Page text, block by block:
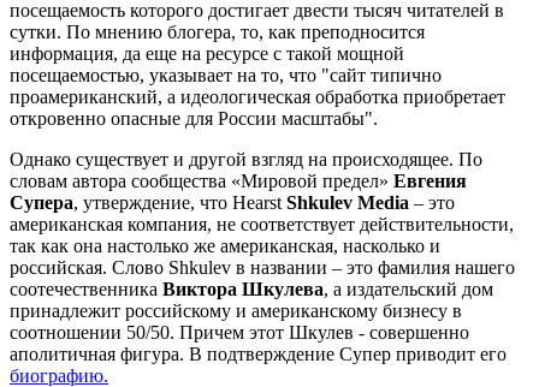
посещаемость которого достигает двести тысяч читателей в
сутки. По мнению блогера, то, как преподносится
информация, да еще на ресурсе с такой мощной
посещаемостью, указывает на то, что "сайт типично
проамериканский, а идеологическая обработка приобретает
откровенно опасные для России масштабы".
Однако существует и другой взгляд на происходящее. По
словам автора сообщества «Мировой предел» Евгения
Супера, утверждение, что Hearst Shkulev Media – это
американская компания, не соответствует действительности,
так как она настолько же американская, насколько и
российская. Слово Shkulev в названии – это фамилия нашего
соотечественника Виктора Шкулева, а издательский дом
принадлежит российскому и американскому бизнесу в
соотношении 50/50. Причем этот Шкулев - совершенно
аполитичная фигура. В подтверждение Супер приводит его
биографию.